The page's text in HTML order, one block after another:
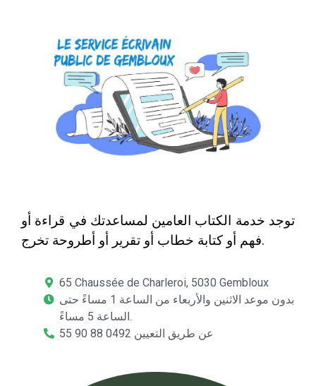
توجد خدمة الكتاب العامين لمساعدتك في قراءة أو
فهم أو كتابة خطاب أو تقرير أو أطروحة تخرج.
65 Chaussée de Charleroi, 5030 Gembloux
بدون موعد الاثنين والأربعاء من الساعة 1 مساءً حتى
الساعة 5 مساءً.
عن طريق التعيين 0492 88 90 55